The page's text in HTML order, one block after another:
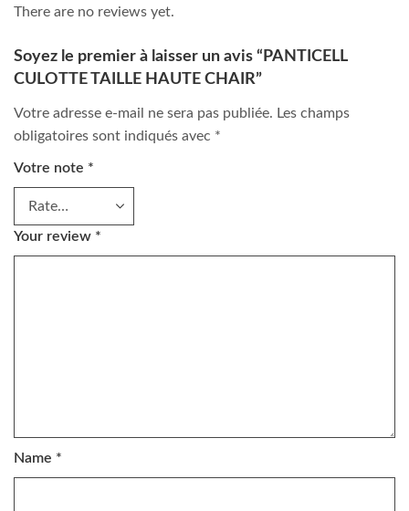
There are no reviews yet.
Soyez le premier à laisser un avis “PANTICELL
CULOTTE TAILLE HAUTE CHAIR”
Votre adresse e-mail ne sera pas publiée. Les champs
obligatoires sont indiqués avec *
Votre note *
Your review *
Name *